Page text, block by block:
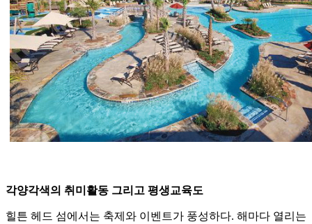
각양각색의 취미활동 그리고 평생교육도
힐튼 헤드 섬에서는 축제와 이벤트가 풍성하다. 해마다 열리는